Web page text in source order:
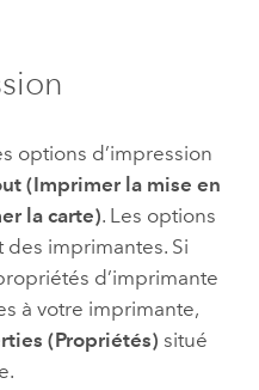
options d’impression
(Imprimer la mise en
la carte). Les options
imprimantes. Si
d’imprimante
à votre imprimante,
(Propriétés) situé